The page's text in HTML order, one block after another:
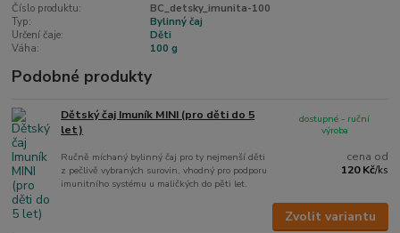
Číslo produktu:
BC_detsky_imunita-100
Typ:
Bylinný čaj
Určení čaje:
Děti
Váha:
100 g
Podobné produkty
Dětský čaj Imuník MINI (pro děti do 5
let)
Ručně míchaný bylinný čaj pro ty nejmenší děti
z pečlivě vybraných surovin, vhodný pro podporu
imunitního systému u maličkých do pěti let.
cena od
120 Kč/ks
dostupné - ruční
výroba
Zvolit variantu